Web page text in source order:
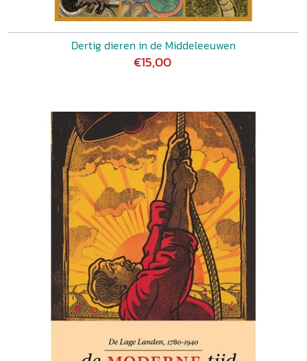
Dertig dieren in de Middeleeuwen
€15,00